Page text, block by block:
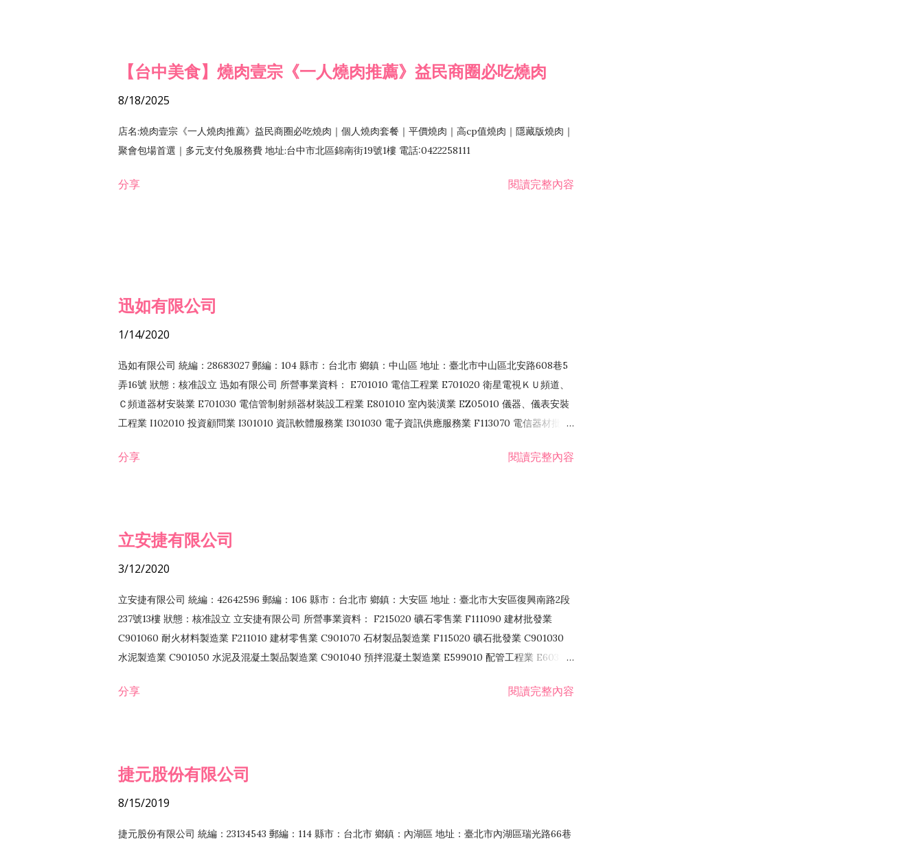
【台中美食】燒肉壹宗《一人燒肉推薦》益民商圈必吃燒肉
8/18/2025
店名:燒肉壹宗《一人燒肉推薦》益民商圈必吃燒肉｜個人燒肉套餐｜平價燒肉｜高cp值燒肉｜隱藏版燒肉｜
聚會包場首選｜多元支付免服務費 地址:台中市北區錦南街19號1樓 電話:0422258111
分享 閱讀完整內容
迅如有限公司
1/14/2020
迅如有限公司 統編：28683027 郵編：104 縣市：台北市 鄉鎮：中山區 地址：臺北市中山區北安路608巷5
弄16號 狀態：核准設立 迅如有限公司 所營事業資料： E701010 電信工程業 E701020 衛星電視ＫＵ頻道、
Ｃ頻道器材安裝業 E701030 電信管制射頻器材裝設工程業 E801010 室內裝潢業 EZ05010 儀器、儀表安裝
工程業 I102010 投資顧問業 I301010 資訊軟體服務業 I301030 電子資訊供應服務業 F113070 電信器材批發
務 F102030 菸酒批發業 F203020 菸酒零售業 F401171 酒類輸入業
分享 閱讀完整內容
立安捷有限公司
3/12/2020
立安捷有限公司 統編：42642596 郵編：106 縣市：台北市 鄉鎮：大安區 地址：臺北市大安區復興南路2段
237號13樓 狀態：核准設立 立安捷有限公司 所營事業資料： F215020 礦石零售業 F111090 建材批發業
C901060 耐火材料製造業 F211010 建材零售業 C901070 石材製品製造業 F115020 礦石批發業 C901030
水泥製造業 C901050 水泥及混凝土製品製造業 C901040 預拌混凝土製造業 E599010 配管工程業 E603110
EZ99990 其他工程業 F102170 食品什貨批發業 F106020 日常用品批發業 F108031 醫療器材批發業
分享 閱讀完整內容
捷元股份有限公司
8/15/2019
捷元股份有限公司 統編：23134543 郵編：114 縣市：台北市 鄉鎮：內湖區 地址：臺北市內湖區瑞光路66巷